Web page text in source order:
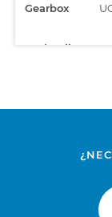
Gearbox
Hydraulic